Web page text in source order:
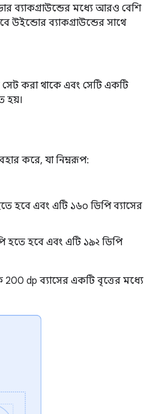
মধ্যে আরও বেশি
উইন্ডোর ব্যাকগ্রাউন্ডের সাথে
সেট করা থাকে এবং সেটি একটি
হয়।
করে, যা নিম্নরূপ:
হবে এবং এটি ১৬০ ডিপি ব্যাসের
হবে এবং এটি ১৯২ ডিপি
dp ব্যাসের একটি বৃত্তের মধ্যে